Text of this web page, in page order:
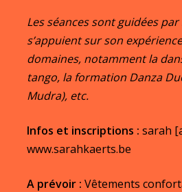
Les séances sont guidées
s’appuient sur son
domaines, notamment la
tango, la formation Danza
Mudra), etc.
Infos et inscriptions : sarah
www.sarahkaerts.be
A prévoir : Vêtements